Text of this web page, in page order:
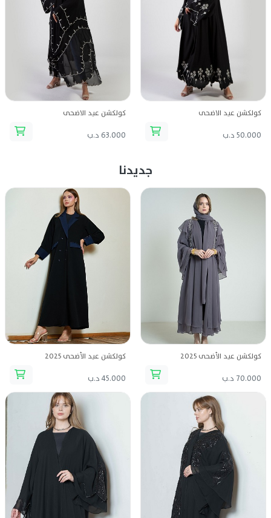
كولكشن عيد الاضحى
50.000 د.ب
كولكشن عيد الاضحى
63.000 د.ب
جديدنا
كولكشن عيد الأضحى 2025
70.000 د.ب
كولكشن عيد الأضحى 2025
45.000 د.ب